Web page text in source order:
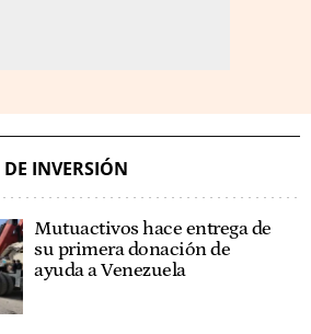
INVERSIÓN
Mutuactivos hace entrega de
su primera donación de
ayuda a Venezuela